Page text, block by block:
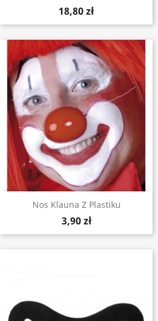
18,80 zł
Nos Klauna Z Plastiku
3,90 zł